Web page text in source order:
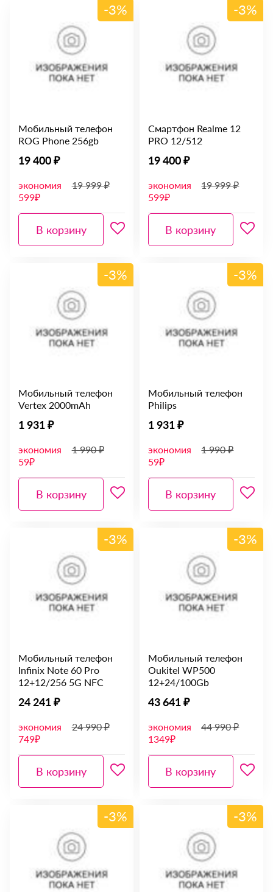
-3%
Мобильный телефон
ROG Phone 256gb
19 400 ₽
экономия
599₽
19 999 ₽
В корзину
-3%
Смартфон Realme 12
PRO 12/512
19 400 ₽
экономия
599₽
19 999 ₽
В корзину
-3%
Мобильный телефон
Vertex 2000mAh
1 931 ₽
экономия
59₽
1 990 ₽
В корзину
-3%
Мобильный телефон
Philips
1 931 ₽
экономия
59₽
1 990 ₽
В корзину
-3%
Мобильный телефон
Infinix Note 60 Pro
12+12/256 5G NFC
24 241 ₽
экономия
749₽
24 990 ₽
В корзину
-3%
Мобильный телефон
Oukitel WP500
12+24/100Gb
43 641 ₽
экономия
1349₽
44 990 ₽
В корзину
-3% -3%